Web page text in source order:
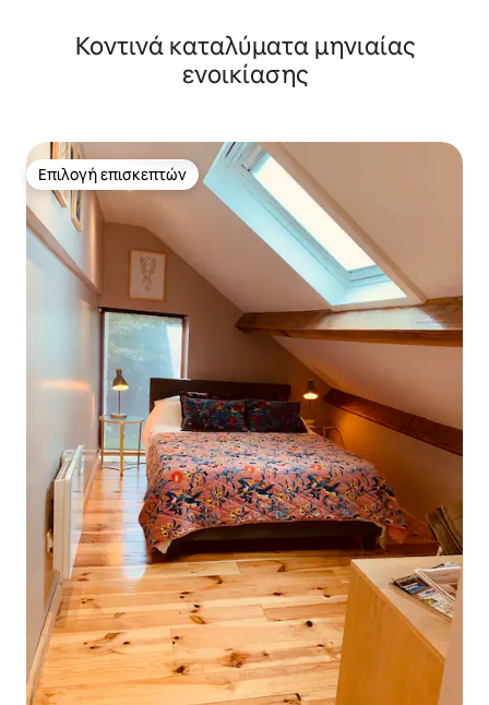
Κοντινά καταλύματα μηνιαίας
ενοικίασης
Επιλογή επισκεπτών
Επιλογή επισκεπτών